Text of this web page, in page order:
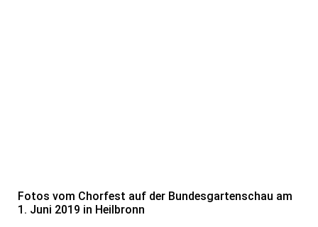
Fotos vom Chorfest auf der Bundesgartenschau am
1. Juni 2019 in Heilbronn